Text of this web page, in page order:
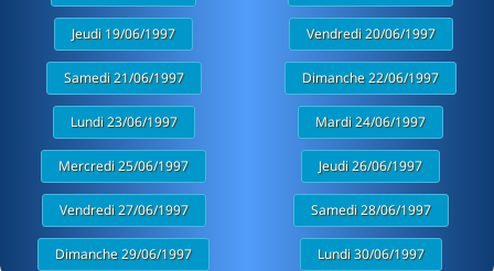
Jeudi 19/06/1997 Vendredi 20/06/1997
Samedi 21/06/1997 Dimanche 22/06/1997
Lundi 23/06/1997 Mardi 24/06/1997
Mercredi 25/06/1997 Jeudi 26/06/1997
Vendredi 27/06/1997 Samedi 28/06/1997
Dimanche 29/06/1997 Lundi 30/06/1997